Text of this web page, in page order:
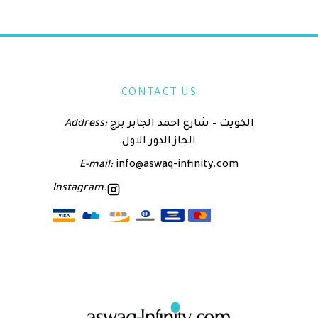
CONTACT US
Address:الكويت – شارع احمد الجابر برج
الجاز الدور الاول
E-mail:info@aswaq-infinity.com
Instagram: